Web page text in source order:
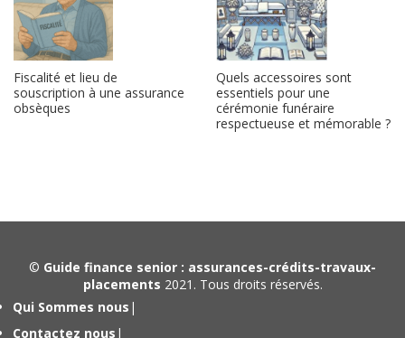
Fiscalité et lieu de
souscription à une assurance
obsèques
Quels accessoires sont
essentiels pour une
cérémonie funéraire
respectueuse et mémorable ?
© Guide finance senior : assurances-crédits-travaux-
placements 2021. Tous droits réservés.
Qui Sommes nous |
Contactez nous |